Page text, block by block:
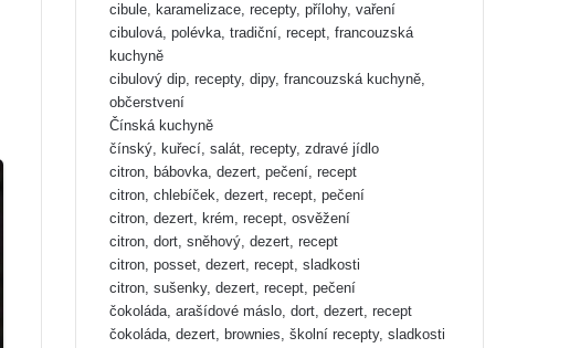
cibule, karamelizace, recepty, přílohy, vaření
cibulová, polévka, tradiční, recept, francouzská
kuchyně
cibulový dip, recepty, dipy, francouzská kuchyně,
občerstvení
Čínská kuchyně
čínský, kuřecí, salát, recepty, zdravé jídlo
citron, bábovka, dezert, pečení, recept
citron, chlebíček, dezert, recept, pečení
citron, dezert, krém, recept, osvěžení
citron, dort, sněhový, dezert, recept
citron, posset, dezert, recept, sladkosti
citron, sušenky, dezert, recept, pečení
čokoláda, arašídové máslo, dort, dezert, recept
čokoláda, dezert, brownies, školní recepty, sladkosti